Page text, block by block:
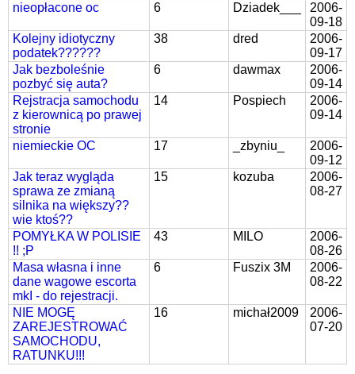
nieopłacone oc
6 Dziadek___
2006-
09-18
Kolejny idiotyczny
podatek??????
38 dred
2006-
09-17
Jak bezboleśnie
pozbyć się auta?
6 dawmax
2006-
09-14
Rejstracja samochodu
z kierownicą po prawej
stronie
14 Pospiech
2006-
09-14
niemieckie OC 17 _zbyniu_
2006-
09-12
Jak teraz wygląda
sprawa ze zmianą
silnika na większy??
wie ktoś??
15 kozuba
2006-
08-27
POMYŁKA W POLISIE
!! ;P
43 MILO
2006-
08-26
Masa własna i inne
dane wagowe escorta
mkI - do rejestracji.
6 Fuszix 3M
2006-
08-22
NIE MOGĘ
ZAREJESTROWAĆ
SAMOCHODU,
RATUNKU!!!
16 michał2009
2006-
07-20